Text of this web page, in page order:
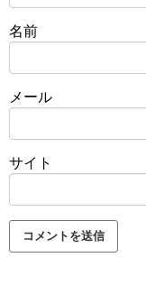
名前
メール
サイト